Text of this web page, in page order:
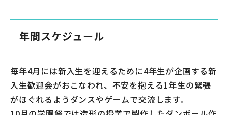
年間スケジュール
毎年4月には新入生を迎えるために4年生が企画する新
入生歓迎会がおこなわれ、不安を抱える1年生の緊張
がほぐれるようダンスやゲームで交流します。